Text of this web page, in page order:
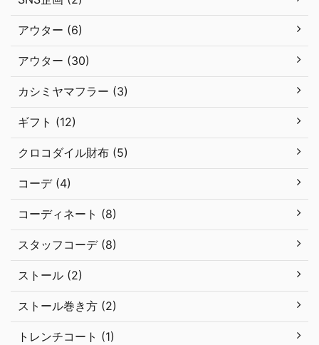
アウター (6)
アウター (30)
カシミヤマフラー (3)
ギフト (12)
クロコダイル財布 (5)
コーデ (4)
コーディネート (8)
スタッフコーデ (8)
ストール (2)
ストール巻き方 (2)
トレンチコート (1)